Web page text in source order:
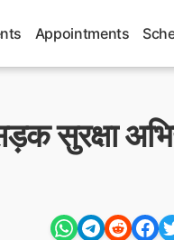
Appointments
सुरक्षा